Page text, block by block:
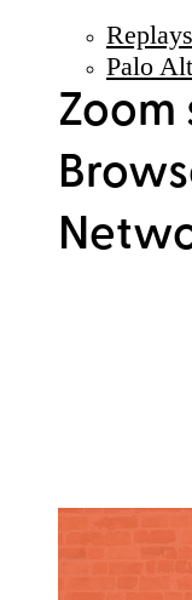
Replays
Palo
Zoom